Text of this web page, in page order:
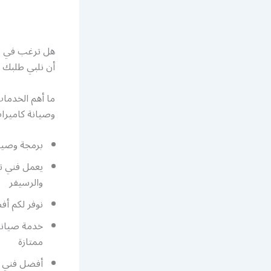
هل ترغب في
أن نلبي طلبك
ما أهم
وصيانة
برمجة
يعمل فني
والرسيفر
نوفر لكم
خدمة
ممتازة
أفضل فني